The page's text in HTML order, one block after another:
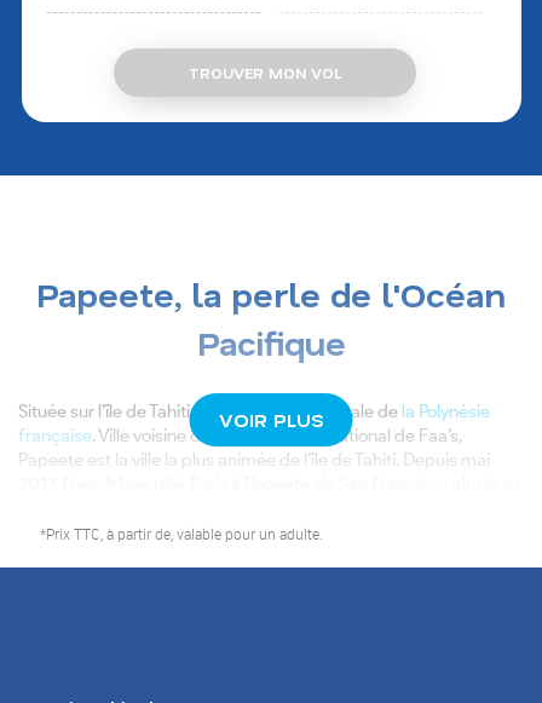
VOIR PLUS
Papeete, la perle de l'Océan
Pacifique
Située sur l’île de Tahiti, Papeete est la capitale de la Polynésie
française. Ville voisine de l’aéroport international de Faa’s,
Papeete est la ville la plus animée de l’île de Tahiti. Depuis mai
surtout à portée de toutes les bourses. Trouvez votre vol
*Prix TTC, à partir de, valable pour un adulte.